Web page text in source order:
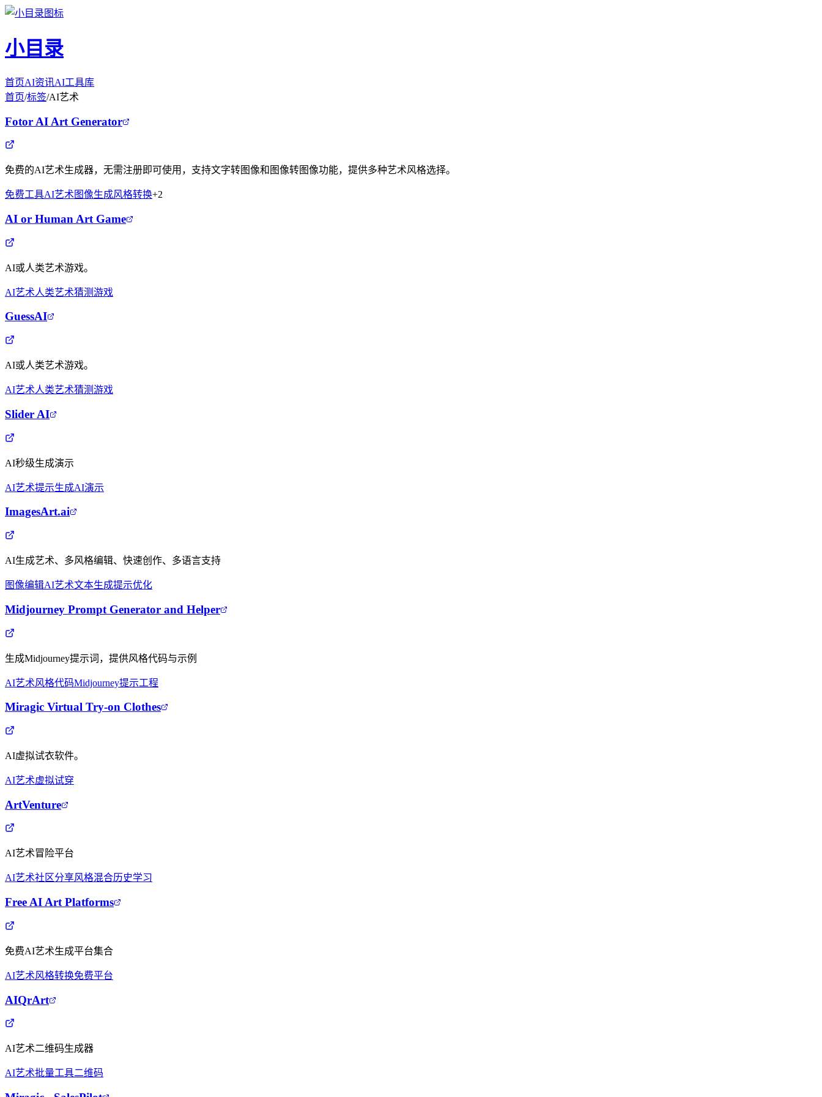
小目录
首页AI资讯AI工具库
首页/标签/AI艺术
Fotor AI Art Generator
免费的AI艺术生成器，无需注册即可使用，支持文字转图像和图像转图像功能，提供多种艺术风格选择。
免费工具AI艺术图像生成风格转换+2
AI or Human Art Game
AI或人类艺术游戏。
AI艺术人类艺术猜测游戏
GuessAI
AI或人类艺术游戏。
AI艺术人类艺术猜测游戏
Slider AI
AI秒级生成演示
AI艺术提示生成AI演示
ImagesArt.ai
AI生成艺术、多风格编辑、快速创作、多语言支持
图像编辑AI艺术文本生成提示优化
Midjourney Prompt Generator and Helper
生成Midjourney提示词，提供风格代码与示例
AI艺术风格代码Midjourney提示工程
Miragic Virtual Try-on Clothes
AI虚拟试衣软件。
AI艺术虚拟试穿
ArtVenture
AI艺术冒险平台
AI艺术社区分享风格混合历史学习
Free AI Art Platforms
免费AI艺术生成平台集合
AI艺术风格转换免费平台
AIQrArt
AI艺术二维码生成器
AI艺术批量工具二维码